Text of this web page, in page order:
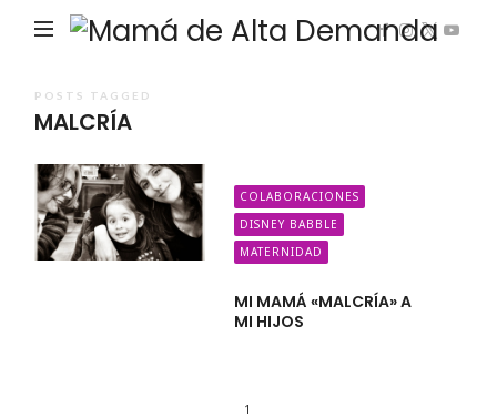
POSTS TAGGED
MALCRÍA
COLABORACIONES
DISNEY BABBLE
MATERNIDAD
MI MAMÁ «MALCRÍA» A
MI HIJOS
1